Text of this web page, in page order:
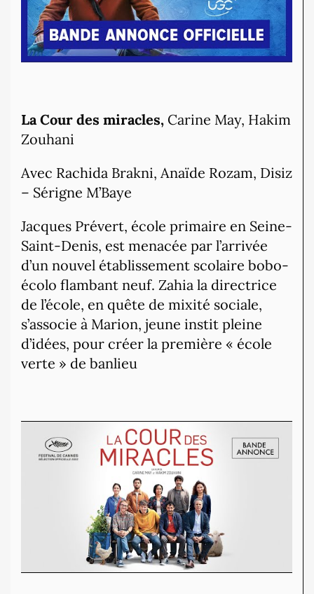
La Cour des miracles, Carine May, Hakim
Zouhani
Avec Rachida Brakni, Anaïde Rozam, Disiz
– Sérigne M’Baye
Jacques Prévert, école primaire en Seine-
Saint-Denis, est menacée par l’arrivée
d’un nouvel établissement scolaire bobo-
écolo flambant neuf. Zahia la directrice
de l’école, en quête de mixité sociale,
s’associe à Marion, jeune instit pleine
d’idées, pour créer la première « école
verte » de banlieu